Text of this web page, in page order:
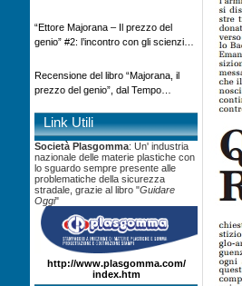
“Ettore Majorana ‒ Il prezzo del
genio” #2: l’incontro con gli scienziati
Recensione del libro “Majorana, il
prezzo del genio”, dal Tempo
Link Utili
Società Plasgomma: Un' industria
nazionale delle materie plastiche con
lo sguardo sempre presente alle
problematiche della sicurezza
stradale, grazie al libro "Guidare
Oggi"
http://www.plasgomma.com/
index.htm